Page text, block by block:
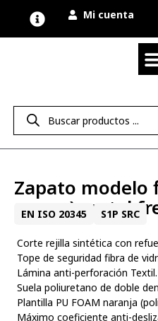
Mi cuenta
Zapato modelo
src e a) metal
EN ISO 20345 S1P SRC
 Corte rejilla sintética con
 Tope de seguridad fibra de
 Lámina anti-perforación Textil.
 Suela poliuretano de doble
 Plantilla PU FOAM naranja
 Máximo coeficiente anti-